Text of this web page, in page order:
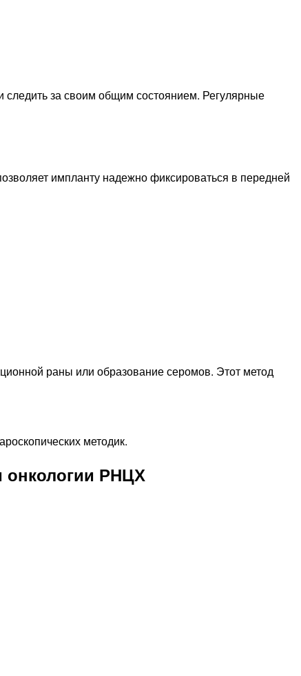
за своим общим состоянием. Регулярные
импланту надежно фиксироваться в передней
раны или образование серомов. Этот метод
методик.
онкологии РНЦХ